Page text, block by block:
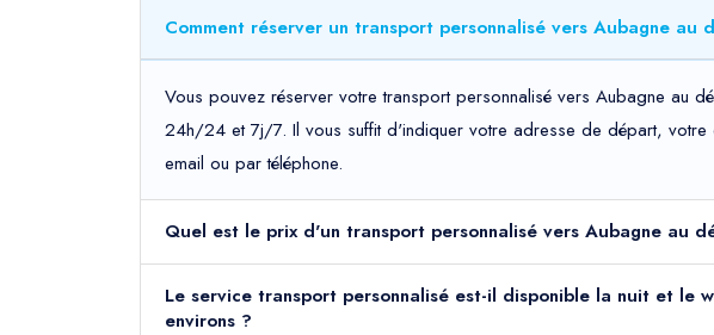
Comment réserver un transport personnalisé vers Aubagne
Vous pouvez réserver votre transport personnalisé vers Aubagne au
24h/24 et 7j/7. Il vous suffit d'indiquer votre adresse de départ, votre
email ou par téléphone.
Quel est le prix d'un transport personnalisé vers Aubagne au
Le service transport personnalisé est-il disponible la nuit et
environs ?